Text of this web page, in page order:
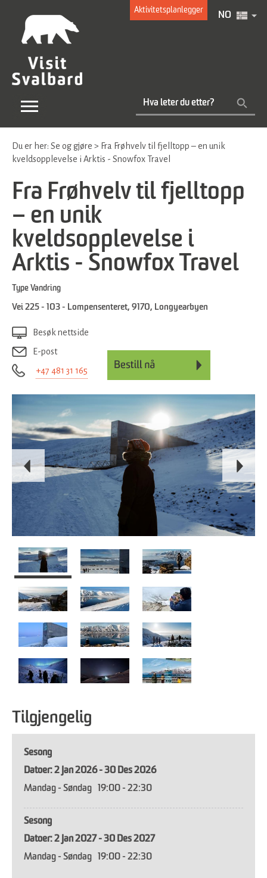
Aktivitetsplanlegger
NO
Du er her: Se og gjøre > Fra Frøhvelv til fjelltopp – en unik
kveldsopplevelse i Arktis - Snowfox Travel
Fra Frøhvelv til fjelltopp
– en unik
kveldsopplevelse i
Arktis - Snowfox Travel
Type Vandring
Vei 225 - 103 - Lompensenteret, 9170, Longyearbyen
Besøk nettside
E-post
+47 481 31 165
Tilgjengelig
Sesong
2 Jan 2026 - 30 Des 2026
Mandag - Søndag
19:00 - 22:30
Sesong
2 Jan 2027 - 30 Des 2027
Mandag - Søndag
19:00 - 22:30